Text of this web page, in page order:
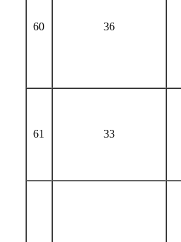
60 36
61 33